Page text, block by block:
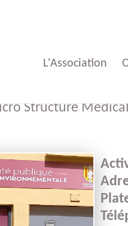
L'Association
Mot
du Directeur
Structure